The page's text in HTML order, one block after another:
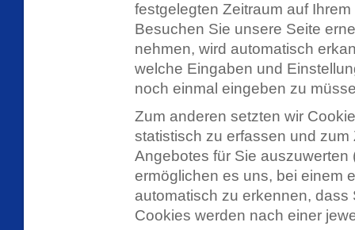
festgelegten Zeitraum auf
Besuchen Sie unsere Seite
nehmen, wird automatisch
welche Eingaben und
noch einmal eingeben zu
Zum anderen setzten wir
statistisch zu erfassen und
Angebotes für Sie
ermöglichen es uns, bei einem
automatisch zu erkennen,
Cookies werden nach einer